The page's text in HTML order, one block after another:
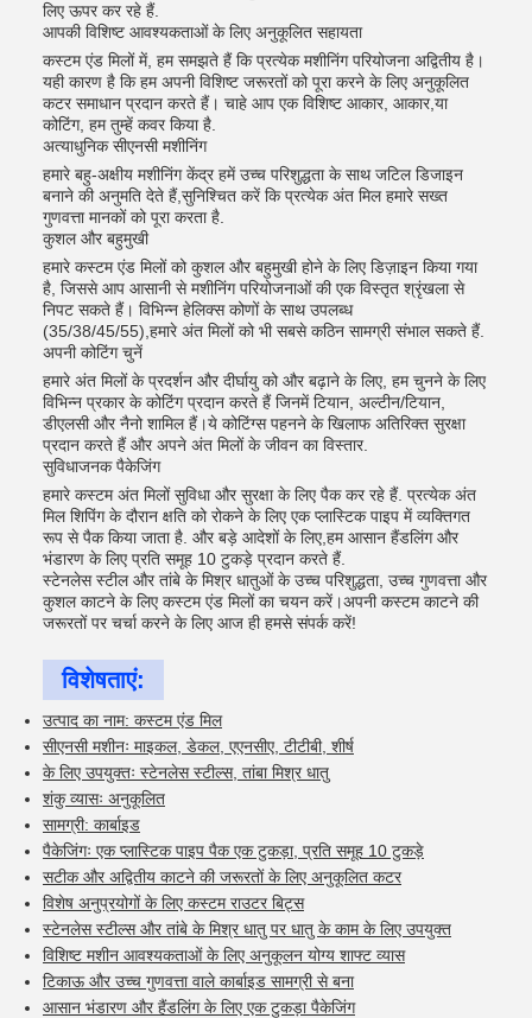
लिए ऊपर कर रहे हैं.
आपकी विशिष्ट आवश्यकताओं के लिए अनुकूलित सहायता
कस्टम एंड मिलों में, हम समझते हैं कि प्रत्येक मशीनिंग परियोजना अद्वितीय है।
यही कारण है कि हम अपनी विशिष्ट जरूरतों को पूरा करने के लिए अनुकूलित
कटर समाधान प्रदान करते हैं। चाहे आप एक विशिष्ट आकार, आकार,या
कोटिंग, हम तुम्हें कवर किया है.
अत्याधुनिक सीएनसी मशीनिंग
हमारे बहु-अक्षीय मशीनिंग केंद्र हमें उच्च परिशुद्धता के साथ जटिल डिजाइन
बनाने की अनुमति देते हैं,सुनिश्चित करें कि प्रत्येक अंत मिल हमारे सख्त
गुणवत्ता मानकों को पूरा करता है.
कुशल और बहुमुखी
हमारे कस्टम एंड मिलों को कुशल और बहुमुखी होने के लिए डिज़ाइन किया गया
है, जिससे आप आसानी से मशीनिंग परियोजनाओं की एक विस्तृत श्रृंखला से
निपट सकते हैं। विभिन्न हेलिक्स कोणों के साथ उपलब्ध
(35/38/45/55),हमारे अंत मिलों को भी सबसे कठिन सामग्री संभाल सकते हैं.
अपनी कोटिंग चुनें
हमारे अंत मिलों के प्रदर्शन और दीर्घायु को और बढ़ाने के लिए, हम चुनने के लिए
विभिन्न प्रकार के कोटिंग प्रदान करते हैं जिनमें टियान, अल्टीन/टियान,
डीएलसी और नैनो शामिल हैं।ये कोटिंग्स पहनने के खिलाफ अतिरिक्त सुरक्षा
प्रदान करते हैं और अपने अंत मिलों के जीवन का विस्तार.
सुविधाजनक पैकेजिंग
हमारे कस्टम अंत मिलों सुविधा और सुरक्षा के लिए पैक कर रहे हैं. प्रत्येक अंत
मिल शिपिंग के दौरान क्षति को रोकने के लिए एक प्लास्टिक पाइप में व्यक्तिगत
रूप से पैक किया जाता है. और बड़े आदेशों के लिए,हम आसान हैंडलिंग और
भंडारण के लिए प्रति समूह 10 टुकड़े प्रदान करते हैं.
स्टेनलेस स्टील और तांबे के मिश्र धातुओं के उच्च परिशुद्धता, उच्च गुणवत्ता और
कुशल काटने के लिए कस्टम एंड मिलों का चयन करें।अपनी कस्टम काटने की
जरूरतों पर चर्चा करने के लिए आज ही हमसे संपर्क करें!
विशेषताएं:
उत्पाद का नाम: कस्टम एंड मिल
सीएनसी मशीनः माइकल, डेकल, एएनसीए, टीटीबी, शीर्ष
के लिए उपयुक्तः स्टेनलेस स्टील्स, तांबा मिश्र धातु
शंकु व्यासः अनुकूलित
सामग्री: कार्बाइड
पैकेजिंगः एक प्लास्टिक पाइप पैक एक टुकड़ा, प्रति समूह 10 टुकड़े
सटीक और अद्वितीय काटने की जरूरतों के लिए अनुकूलित कटर
विशेष अनुप्रयोगों के लिए कस्टम राउटर बिट्स
स्टेनलेस स्टील्स और तांबे के मिश्र धातु पर धातु के काम के लिए उपयुक्त
विशिष्ट मशीन आवश्यकताओं के लिए अनुकूलन योग्य शाफ्ट व्यास
टिकाऊ और उच्च गुणवत्ता वाले कार्बाइड सामग्री से बना
आसान भंडारण और हैंडलिंग के लिए एक टुकड़ा पैकेजिंग